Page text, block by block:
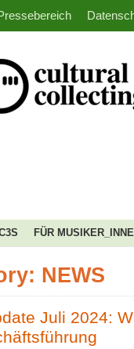
FÜR
NEWS
Juli 2024: